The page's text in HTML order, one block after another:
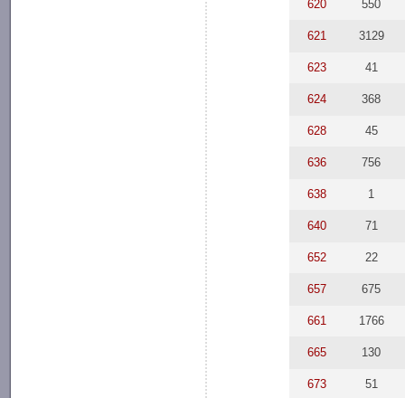
620 550
621 3129
623 41
624 368
628 45
636 756
638 1
640 71
652 22
657 675
661 1766
665 130
673 51